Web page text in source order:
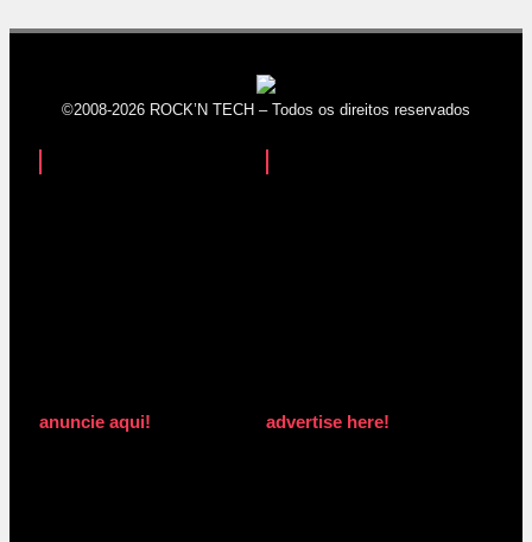
©2008-2026 ROCK’N TECH – Todos os direitos reservados
anuncie aqui! advertise here!